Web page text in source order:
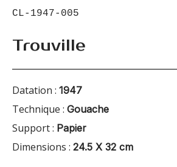
CL-1947-005
Trouville
Datation : 1947
Technique : Gouache
Support : Papier
Dimensions : 24.5 X 32 cm